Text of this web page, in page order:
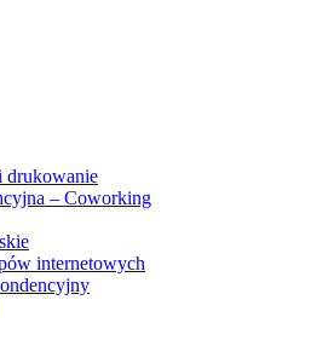
drukowanie
– Coworking
internetowych